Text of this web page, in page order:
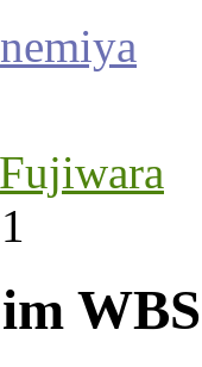
WBS